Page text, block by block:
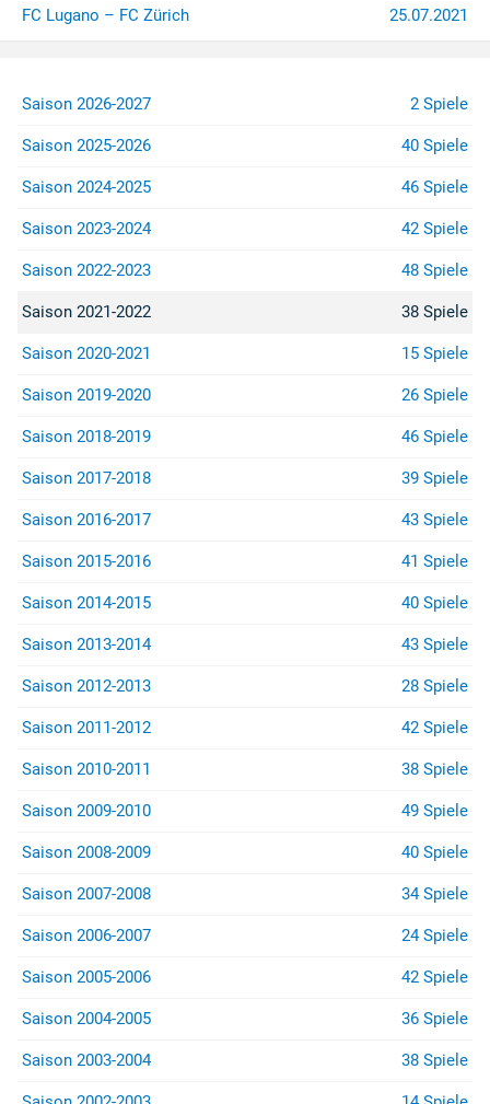
FC Lugano – FC Zürich 25.07.2021
Saison 2026-2027 2 Spiele
Saison 2025-2026 40 Spiele
Saison 2024-2025 46 Spiele
Saison 2023-2024 42 Spiele
Saison 2022-2023 48 Spiele
Saison 2021-2022 38 Spiele
Saison 2020-2021 15 Spiele
Saison 2019-2020 26 Spiele
Saison 2018-2019 46 Spiele
Saison 2017-2018 39 Spiele
Saison 2016-2017 43 Spiele
Saison 2015-2016 41 Spiele
Saison 2014-2015 40 Spiele
Saison 2013-2014 43 Spiele
Saison 2012-2013 28 Spiele
Saison 2011-2012 42 Spiele
Saison 2010-2011 38 Spiele
Saison 2009-2010 49 Spiele
Saison 2008-2009 40 Spiele
Saison 2007-2008 34 Spiele
Saison 2006-2007 24 Spiele
Saison 2005-2006 42 Spiele
Saison 2004-2005 36 Spiele
Saison 2003-2004 38 Spiele